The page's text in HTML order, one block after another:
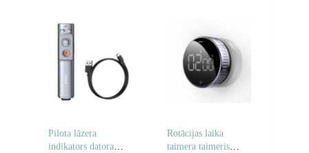
Pilota lāzera
indikators datora
Rotācijas laika
taimera taimeris